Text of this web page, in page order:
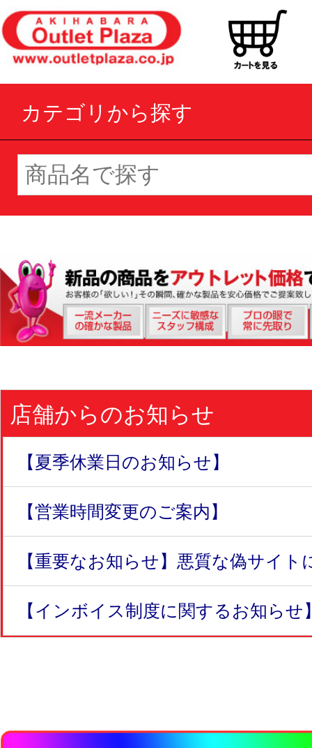
カテゴリから探す
店舗からのお知らせ
【夏季休業日のお知らせ】
【営業時間変更のご案内】
【重要なお知らせ】悪質な偽サイト
【インボイス制度に関するお知らせ